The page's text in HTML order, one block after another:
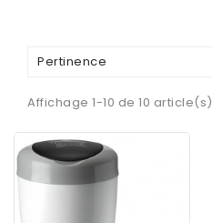
Pertinence
Affichage 1-10 de 10 article(s)